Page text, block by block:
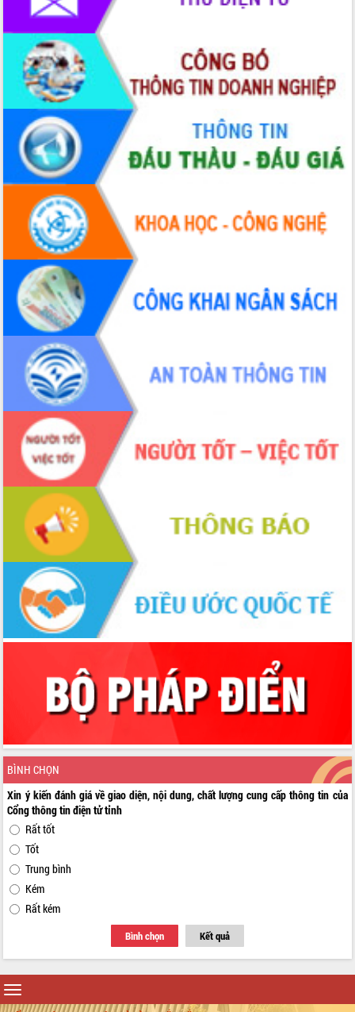
BÌNH CHỌN
Xin ý kiến đánh giá về giao diện, nội dung, chất lượng cung cấp thông tin của
Cổng thông tin điện tử tỉnh
Rất tốt
Tốt
Trung bình
Kém
Rất kém
Bình chọn Kết quả
Toggle
navigation